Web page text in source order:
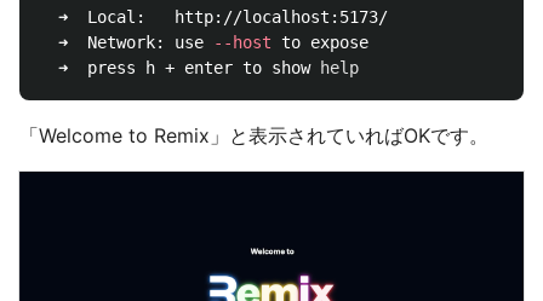
  ➜  Local:   http://localhost:5173/
  ➜  Network: use
--host to expose
  ➜  press h + enter to show
help
「Welcome to Remix」と表示されていればOKです。